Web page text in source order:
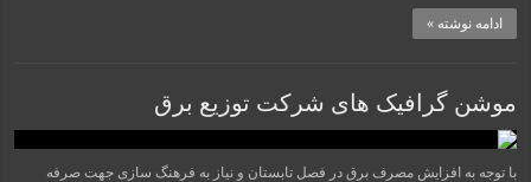
ادامه نوشته »
موشن گرافیک های شرکت توزیع برق
با توجه به افزایش مصرف برق در فصل تابستان و نیاز به فرهنگ سازی جهت صرفه